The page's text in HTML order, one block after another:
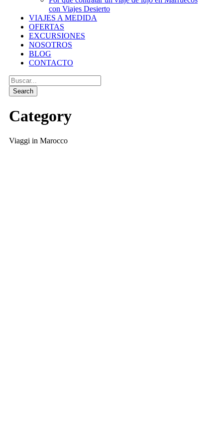
con Viajes Desierto
VIAJES A MEDIDA
OFERTAS
EXCURSIONES
NOSOTROS
BLOG
CONTACTO
Category
Viaggi in Marocco